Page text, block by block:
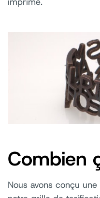
Combien
Nous avons conçu